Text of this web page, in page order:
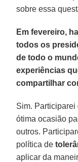
sobre essa
Em fevereiro,
todos os
de todo o
experiências
compartilhar
Sim. Participarei
ótima ocasião
outros.
política de
aplicar da